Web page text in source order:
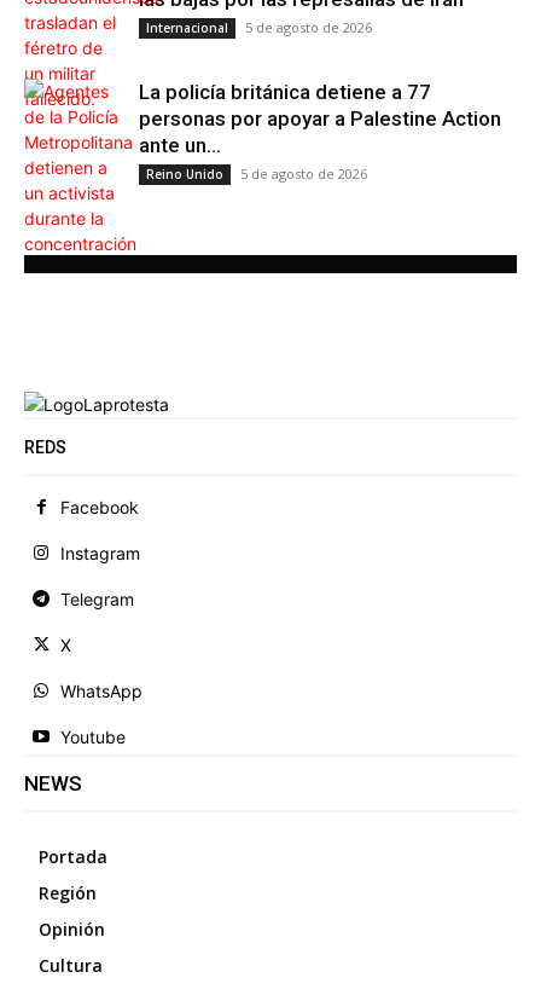
Internacional 5 de agosto de 2026
La policía británica detiene a 77
personas por apoyar a Palestine Action
ante un...
Reino Unido 5 de agosto de 2026
REDS
Facebook
Instagram
Telegram
X
WhatsApp
Youtube
NEWS
Portada
Región
Opinión
Cultura